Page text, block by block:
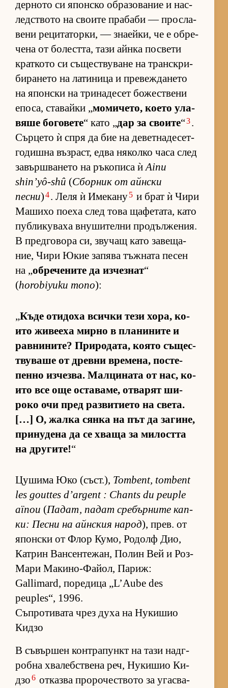
дер­ното си япон­ско об­ра­зо­ва­ние и нас­
лед­с­твото на сво­ите пра­баби — прос­ла­
вени ре­ци­та­тор­ки, — зна­ей­ки, че е об­ре­
чена от бо­лест­та, тази айнка пос­вети
крат­кото си съ­щес­т­ву­ване на тран­с­к­ри­
би­ра­нето на ла­ти­ница и пре­веж­да­нето
на япон­ски на три­на­де­сет бо­жес­т­вени
епо­са, ста­вайки „мо­ми­че­то, ко­ето ула­
вяше бо­го­вете“ като „дар за сво­ите“3.
Сър­цето ѝ спря да бие на де­вет­на­де­сет­
го­дишна въз­раст, едва ня­колко часа след
за­вър­ш­ва­нето на ръ­ко­писа ѝAinu
shin’yô-shû (Сбор­ник от айн­ски
песни)4. Леля ѝ Име­кану5 и брат ѝ Чири
Ма­шихо по­еха след това ща­фе­та­та, като
пуб­ли­ку­ваха вну­ши­телни про­дъл­же­ния.
В пред­го­вора си, зву­чащ като за­ве­ща­
ние, Чири Юкие за­пява тъж­ната пе­сен
на „об­ре­че­ните да из­чез­нат“
(horobiyuku mono):
„Къде оти­доха всички тези хо­ра, ко­
ито жи­ве­еха мирно в пла­ни­ните и
рав­ни­ни­те? При­ро­да­та, ко­ято съ­щес­
т­ву­ваше от древни вре­ме­на, пос­те­
пенно из­чез­ва. Мал­ци­ната от нас, ко­
ито все още ос­та­ва­ме, от­ва­рят ши­
роко очи пред раз­ви­ти­ето на све­та.
[…] О, жалка сянка на път да за­ги­не,
при­ну­дена да се хваща за ми­лостта
на дру­ги­те!“
Цу­шима Юко (съст­.), Tombent, tombent
les gouttes d’argent : Chants du peuple
aïnou (Па­дат, па­дат сре­бър­ните кап­
ки: Песни на айн­с­кия на­род), прев. от
япон­ски от Флор Ку­мо, Ро­долф Дио,
Кат­рин Ван­сен­те­жан, По­лин Вей и Роз-
Мари Ма­ки­но-Фа­йол, Па­риж:
Gallimard, по­ре­дица „L’Aube des
peuples“, 1996.
Съпротивата чрез духа на Нукишио
Кидзо
В съ­вър­шен кон­т­ра­пункт на тази над­г­
робна хва­леб­с­т­вена реч, Ну­ки­шио Ки­
дзо6 от­казва про­ро­чес­т­вото за угас­ва­